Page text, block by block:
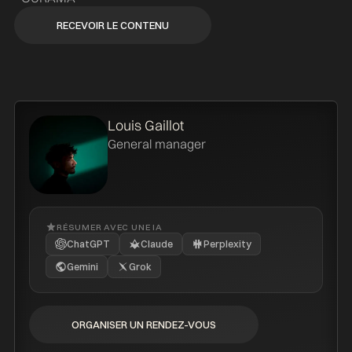
Louis Gaillot
General manager
RÉSUMER AVEC UNE IA
ChatGPT Claude
Perplexity
Gemini
Grok
ORGANISER UN RENDEZ-VOUS